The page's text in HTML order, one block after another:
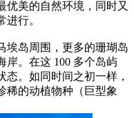
优美的自然环境，同时又
行。
埃岛周围，更多的珊瑚岛
岸。在这 100 多个岛屿
。如同时间之初一样，
稀的动植物种（巨型象